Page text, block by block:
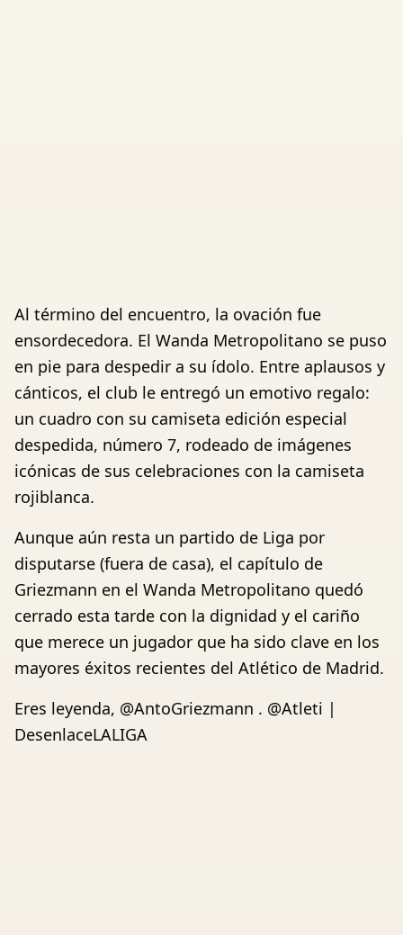
Al término del encuentro, la ovación fue
ensordecedora. El Wanda Metropolitano se puso
en pie para despedir a su ídolo. Entre aplausos y
cánticos, el club le entregó un emotivo regalo:
un cuadro con su camiseta edición especial
despedida, número 7, rodeado de imágenes
icónicas de sus celebraciones con la camiseta
rojiblanca.
Aunque aún resta un partido de Liga por
disputarse (fuera de casa), el capítulo de
Griezmann en el Wanda Metropolitano quedó
cerrado esta tarde con la dignidad y el cariño
que merece un jugador que ha sido clave en los
mayores éxitos recientes del Atlético de Madrid.
Eres leyenda, @AntoGriezmann . @Atleti |
DesenlaceLALIGA